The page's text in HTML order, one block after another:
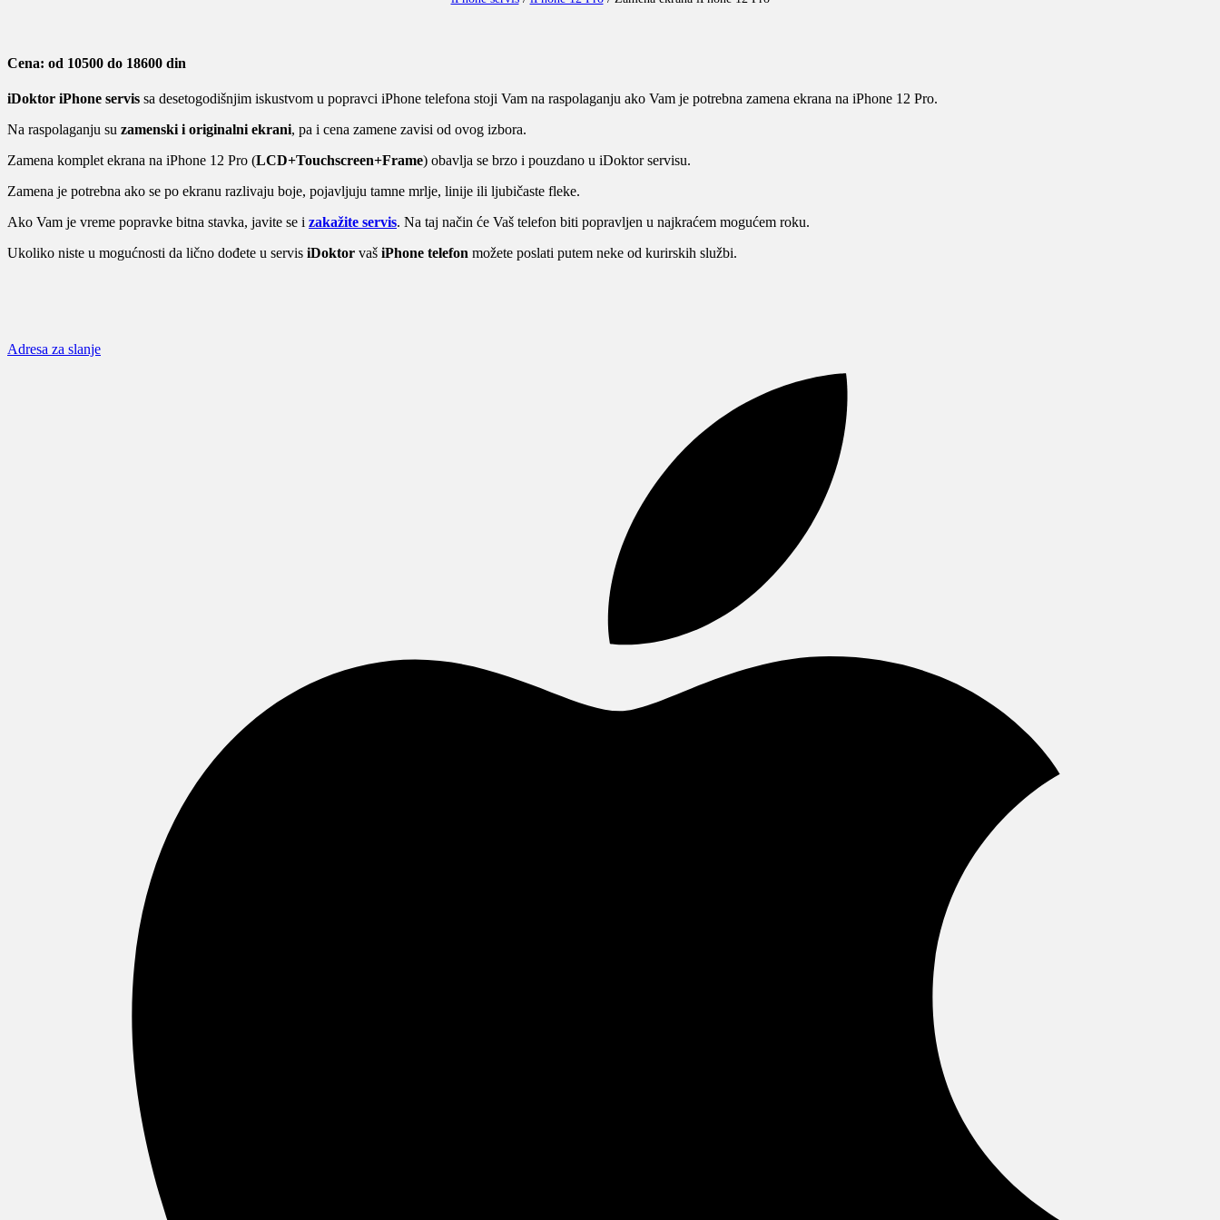
Cena: od 10500 do 18600 din
iDoktor iPhone servis sa desetogodišnjim iskustvom u popravci iPhone telefona stoji Vam na raspolaganju ako Vam je potrebna zamena ekrana na iPhone 12 Pro.
Na raspolaganju su zamenski i originalni ekrani, pa i cena zamene zavisi od ovog izbora.
Zamena komplet ekrana na iPhone 12 Pro (LCD+Touchscreen+Frame) obavlja se brzo i pouzdano u iDoktor servisu.
Zamena je potrebna ako se po ekranu razlivaju boje, pojavljuju tamne mrlje, linije ili ljubičaste fleke.
Ako Vam je vreme popravke bitna stavka, javite se i zakažite servis. Na taj način će Vaš telefon biti popravljen u najkraćem mogućem roku.
Ukoliko niste u mogućnosti da lično dođete u servis iDoktor vaš iPhone telefon možete poslati putem neke od kurirskih službi.
Adresa za slanje